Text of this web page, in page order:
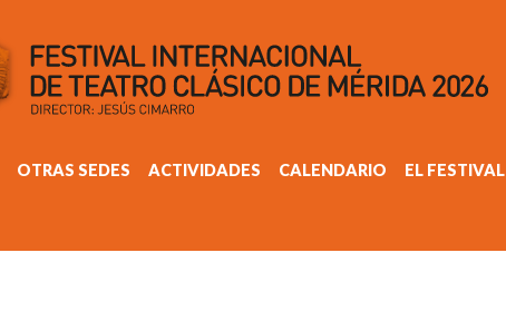
OTRAS SEDES ACTIVIDADES CALENDARIO EL FESTIVAL